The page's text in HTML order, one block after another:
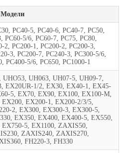
PC40-5, PC40-6, PC40-7, PC50,
PC60-5/6, PC60-7, PC75, PC80,
2, PC200-1, PC200-2, PC200-3,
3, PC200-7, PC240-3, PC300-5/6,
PC400-5/6, PC650, PC1000-1
UHO53, UH063, UH07-5, UH09-7,
EX20UR-1/2, EX30, EX40-1, EX45-
5, EX70, EX90, EX100, EX100-M,
EX200-1, EX200-2/3/5,
2, EX300, EX300-3, EX300-5,
EX350, EX400, EX400-5, EX550,
5, EX1100, ZAXIS50,
ZAXIS240, ZAXIS270,
FH220-3, FH330